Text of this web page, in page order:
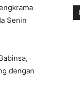
Senin
dengan